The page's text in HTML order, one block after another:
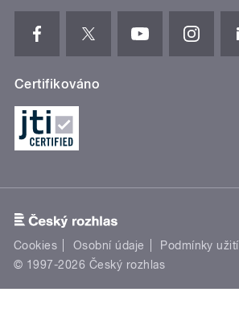
Certifikováno
Cookies Osobní údaje Podmínky užití
© 1997-2026 Český rozhlas